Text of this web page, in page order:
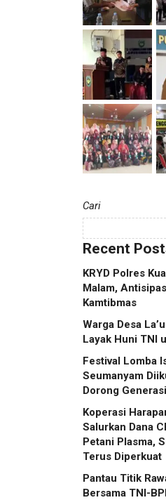
Cari
Recent
KRYD Polres
Malam,
Kamtibmas
Warga Desa
Layak Huni TNI
Festival Lomba
Seumanyam
Dorong
Koperasi
Salurkan Dana
Petani Plasma,
Terus Diperkuat
Pantau Titik
Bersama TNI-